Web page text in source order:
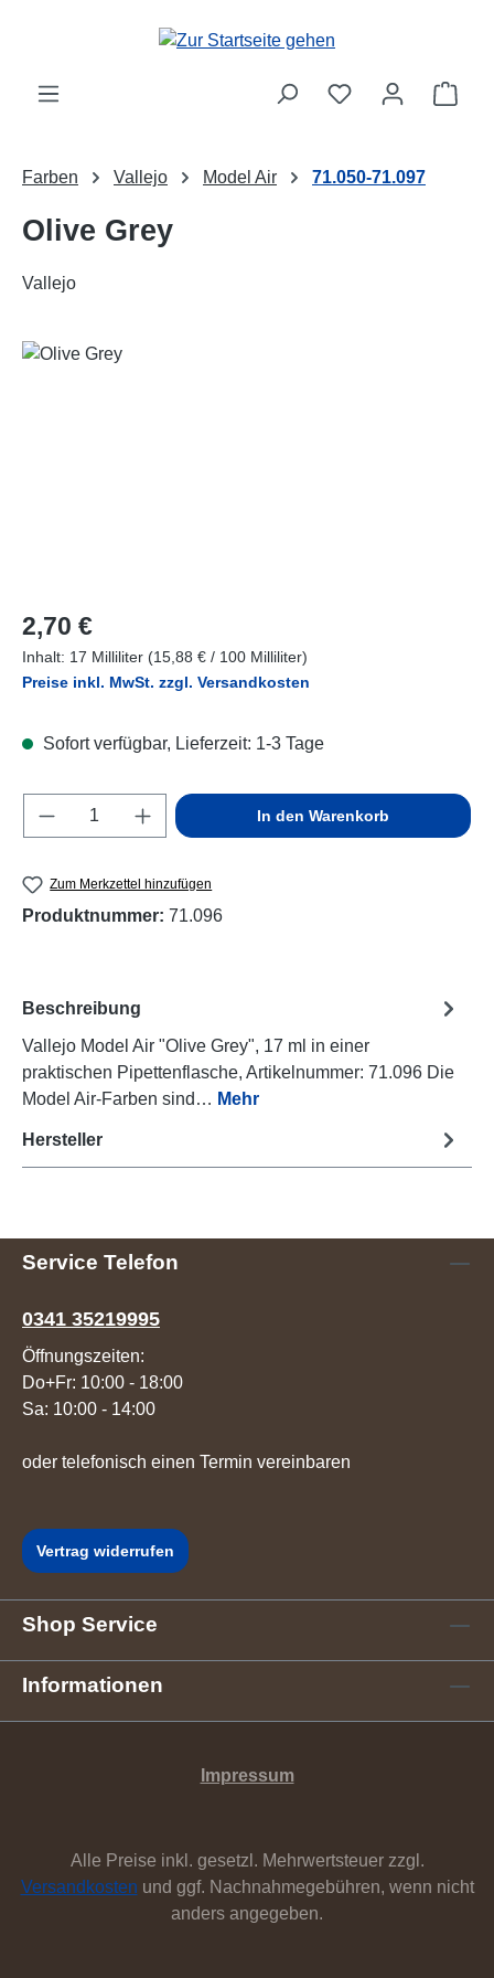
Zum Hauptinhalt springen
Farben Vallejo Model Air 71.050-71.097
Olive Grey
Vallejo
Bildergalerie überspringen
Regulärer Preis:
2,70 €
Inhalt: 17 Milliliter (15,88 € / 100 Milliliter)
Preise inkl. MwSt. zzgl. Versandkosten
Sofort verfügbar, Lieferzeit: 1-3 Tage
Produkt Anzahl: Gib den gewünschten
In den Warenkorb
Zum Merkzettel hinzufügen
Produktnummer: 71.096
Beschreibung
Vallejo Model Air "Olive Grey", 17 ml in einer
praktischen Pipettenflasche, Artikelnummer: 71.096 Die
Model Air-Farben sind… Mehr
Hersteller
Service Telefon
0341 35219995
Öffnungszeiten:
Do+Fr: 10:00 - 18:00
Sa: 10:00 - 14:00
oder telefonisch einen Termin vereinbaren
Vertrag widerrufen
Shop Service
Informationen
Impressum
Alle Preise inkl. gesetzl. Mehrwertsteuer zzgl.
Versandkosten und ggf. Nachnahmegebühren, wenn nicht
anders angegeben.